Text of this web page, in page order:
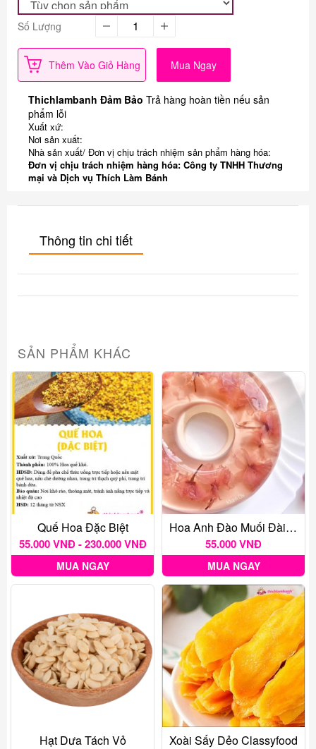
Số Lượng
Thêm Vào Giỏ Hàng Mua Ngay
Thichlambanh Đảm Bảo Trả hàng hoàn tiền nếu sản
phẩm lỗi
Xuất xứ:
Nơi sản xuất:
Nhà sản xuất/ Đơn vị chịu trách nhiệm sản phẩm hàng hóa:
Đơn vị chịu trách nhiệm hàng hóa: Công ty TNHH Thương
mại và Dịch vụ Thích Làm Bánh
Thông tin chi tiết
SẢN PHẨM KHÁC
Quế Hoa Đặc Biệt
55.000 VNĐ - 230.000 VNĐ
MUA NGAY
Hoa Anh Đào Muối Đài Loan 50gr
55.000 VNĐ
MUA NGAY
Hạt Dưa Tách Vỏ Xoài Sấy Dẻo Classyfood